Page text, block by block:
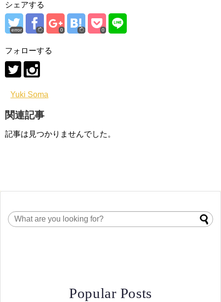
シェアする
error 0 0
フォローする
Yuki Soma
関連記事
記事は見つかりませんでした。
Popular Posts